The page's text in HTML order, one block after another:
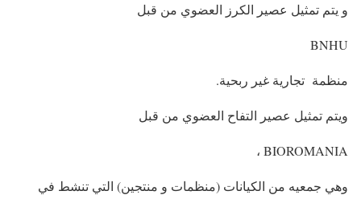
و يتم تمثيل عصير الكرز العضوي من قبل
BNHU
منظمة تجارية غير ربحية.
ويتم تمثيل عصير التفاح العضوي من قبل
BIOROMANIA ،
وهي جمعيه من الكيانات (منظمات و منتجين) التي تنشط في